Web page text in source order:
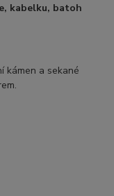
kabelku, batoh
kámen a sekané